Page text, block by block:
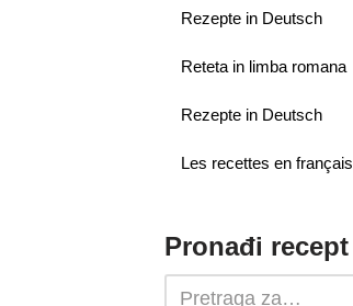
Rezepte in Deutsch
Reteta in limba romana
Rezepte in Deutsch
Les recettes en français
Pronađi recept